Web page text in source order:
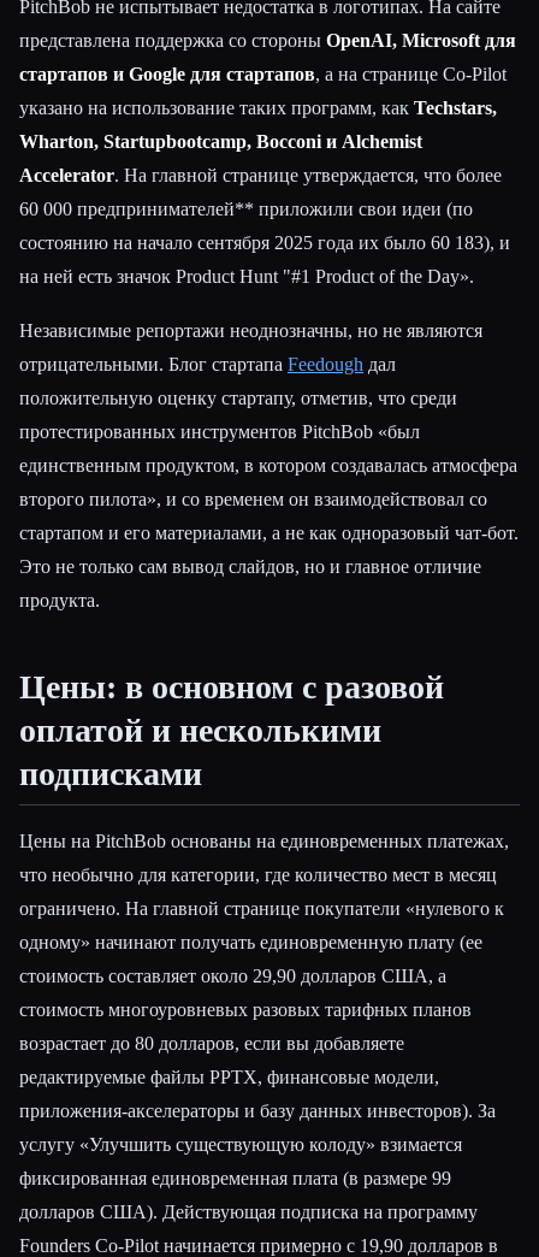
PitchBob не испытывает недостатка в логотипах. На сайте
представлена поддержка со стороны OpenAI, Microsoft для
стартапов и Google для стартапов, а на странице Co-Pilot
указано на использование таких программ, как Techstars,
Wharton, Startupbootcamp, Bocconi и Alchemist
Accelerator. На главной странице утверждается, что более
60 000 предпринимателей** приложили свои идеи (по
состоянию на начало сентября 2025 года их было 60 183), и
на ней есть значок Product Hunt "#1 Product of the Day».
Независимые репортажи неоднозначны, но не являются
отрицательными. Блог стартапа Feedough дал
положительную оценку стартапу, отметив, что среди
протестированных инструментов PitchBob «был
единственным продуктом, в котором создавалась атмосфера
второго пилота», и со временем он взаимодействовал со
стартапом и его материалами, а не как одноразовый чат-бот.
Это не только сам вывод слайдов, но и главное отличие
продукта.
Цены: в основном с разовой
оплатой и несколькими
подписками
Цены на PitchBob основаны на единовременных платежах,
что необычно для категории, где количество мест в месяц
ограничено. На главной странице покупатели «нулевого к
одному» начинают получать единовременную плату (ее
стоимость составляет около 29,90 долларов США, а
стоимость многоуровневых разовых тарифных планов
возрастает до 80 долларов, если вы добавляете
редактируемые файлы PPTX, финансовые модели,
приложения-акселераторы и базу данных инвесторов). За
услугу «Улучшить существующую колоду» взимается
фиксированная единовременная плата (в размере 99
долларов США). Действующая подписка на программу
Founders Co-Pilot начинается примерно с 19,90 долларов в